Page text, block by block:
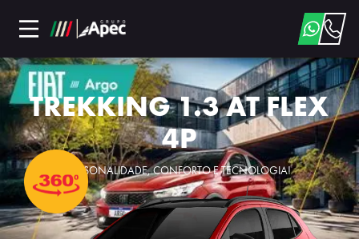
TREKKING 1.3 AT FLEX
4P
PERSONALIDADE, CONFORTO E TECNOLOGIA!